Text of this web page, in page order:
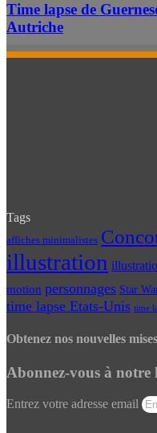
Time lapse de
Autriche
Tags
affiches minimalistes
illustration
motion personnages Star
time lapse Etats-Unis time
Obtenez nos nouvelles
Abonnez-vous à notre
Entrez votre adresse email